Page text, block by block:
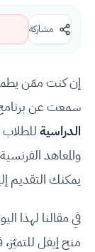
مشاركة
إن كنت ممّن
سمعت عن برنامج
الدراسيةللطلاب
والمعاهد
يمكنك التقديم
في مقالنا لهذا
منح إيفل للتميّز،